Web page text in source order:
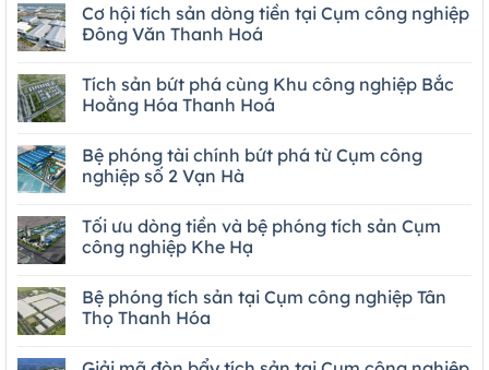
Cơ hội tích sản dòng tiền tại Cụm công nghiệp
Đông Văn Thanh Hoá
Tích sản bứt phá cùng Khu công nghiệp Bắc
Hoằng Hóa Thanh Hoá
Bệ phóng tài chính bứt phá từ Cụm công
nghiệp số 2 Vạn Hà
Tối ưu dòng tiền và bệ phóng tích sản Cụm
công nghiệp Khe Hạ
Bệ phóng tích sản tại Cụm công nghiệp Tân
Thọ Thanh Hóa